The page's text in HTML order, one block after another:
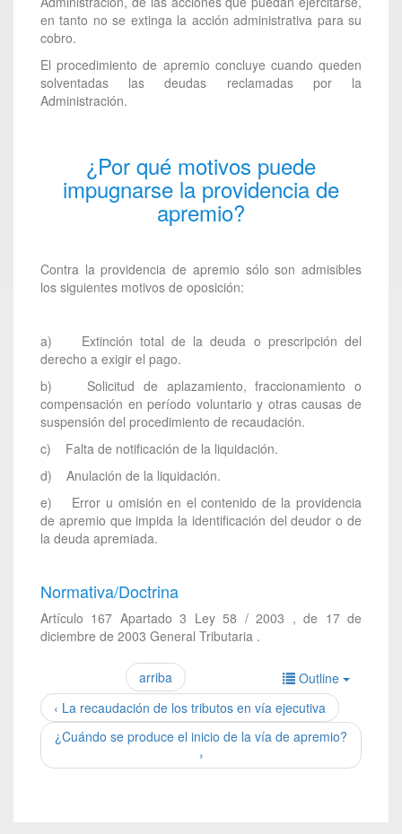
en tanto no se extinga la acción administrativa para su
cobro.
El procedimiento de apremio concluye cuando queden
solventadas las deudas reclamadas por la
Administración.
¿Por qué motivos puede
impugnarse la providencia de
apremio?
Contra la providencia de apremio sólo son admisibles
los siguientes motivos de oposición:
a) Extinción total de la deuda o prescripción del
derecho a exigir el pago.
b) Solicitud de aplazamiento, fraccionamiento o
compensación en período voluntario y otras causas de
suspensión del procedimiento de recaudación.
c) Falta de notificación de la liquidación.
d) Anulación de la liquidación.
e) Error u omisión en el contenido de la providencia
de apremio que impida la identificación del deudor o de
la deuda apremiada.
Normativa/Doctrina
Artículo 167 Apartado 3 Ley 58 / 2003 , de 17 de
diciembre de 2003 General Tributaria .
Outline
‹ La recaudación de los tributos en vía ejecutiva
arriba
¿Cuándo se produce el inicio de la vía de apremio?
›